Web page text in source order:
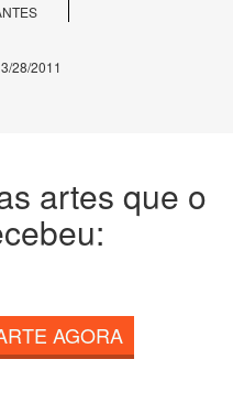
28/2011
artes que o
AGORA